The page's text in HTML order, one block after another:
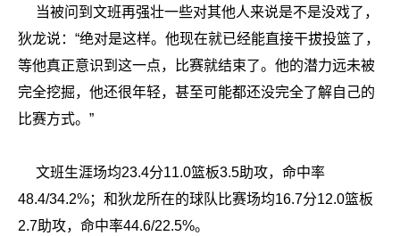
当被问到文班再强壮一些对其他人来说是不是没戏了，
狄龙说：“绝对是这样。他现在就已经能直接干拔投篮了，
等他真正意识到这一点，比赛就结束了。他的潜力远未被
完全挖掘，他还很年轻，甚至可能都还没完全了解自己的
比赛方式。”
文班生涯场均23.4分11.0篮板3.5助攻，命中率
48.4/34.2%；和狄龙所在的球队比赛场均16.7分12.0篮板
2.7助攻，命中率44.6/22.5%。